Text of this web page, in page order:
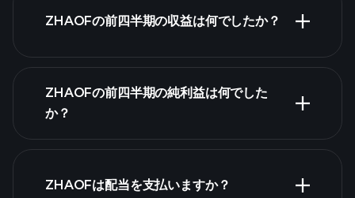
ZHAOFの収益
ZHAOFの前四半期の収益は何でしたか？
財
ZHAOFの前四半期の純利益は何でした
か？
財務諸
ZHAOFは配当を支払いますか？